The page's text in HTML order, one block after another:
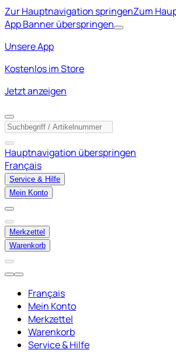
Zur Hauptnavigation springenZum
App Banner überspringen
Unsere App
Kostenlos im Store
Jetzt anzeigen
Hauptnavigation überspringen
Français
Service & Hilfe
Mein Konto
Merkzettel
Warenkorb
Français
Mein Konto
Merkzettel
Warenkorb
Service & Hilfe